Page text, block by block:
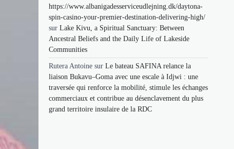
https://www.albanigadesserviceudlejning.dk/daytona-
spin-casino-your-premier-destination-delivering-high/
sur Lake Kivu, a Spiritual Sanctuary: Between
Ancestral Beliefs and the Daily Life of Lakeside
Communities
Rutera Antoine sur Le bateau SAFINA relance la
liaison Bukavu–Goma avec une escale à Idjwi : une
traversée qui renforce la mobilité, stimule les échanges
commerciaux et contribue au désenclavement du plus
grand territoire insulaire de la RDC